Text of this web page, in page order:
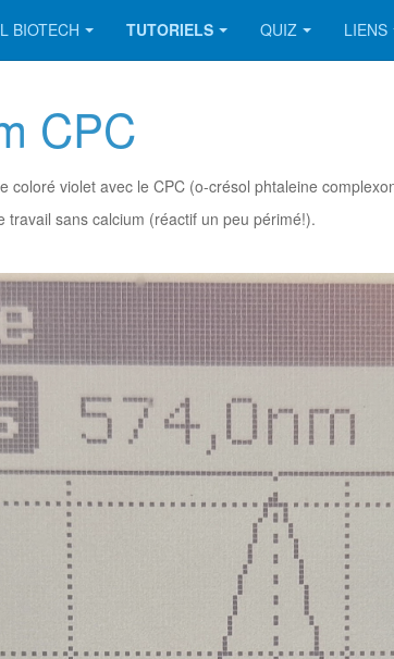
BIOTECH TUTORIELS QUIZ LIENS
CPC
coloré violet avec le CPC (o-crésol phtaleine
sans calcium (réactif un peu périmé!).